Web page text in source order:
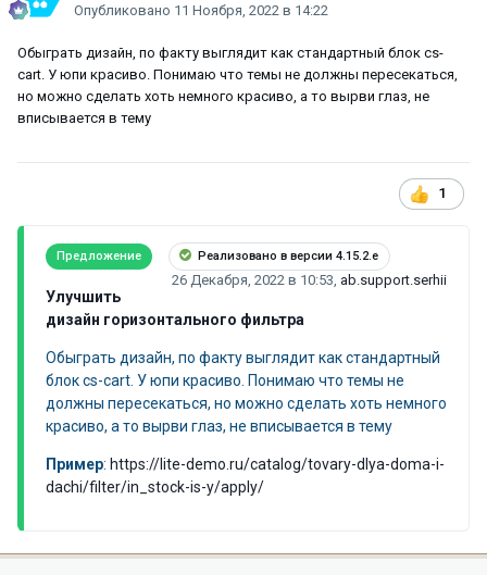
Опубликовано 11 Ноября, 2022 в 14:22
Обыграть дизайн, по факту выглядит как стандартный блок cs-
cart. У юпи красиво. Понимаю что темы не должны пересекаться,
но можно сделать хоть немного красиво, а то вырви глаз, не
вписывается в тему
1
Предложение Реализовано в версии 4.15.2.e
26 Декабря, 2022 в 10:53 ab.support.serhii
Улучшить
дизайн горизонтального фильтра
Обыграть дизайн, по факту выглядит как стандартный
блок cs-cart. У юпи красиво. Понимаю что темы не
должны пересекаться, но можно сделать хоть немного
красиво, а то вырви глаз, не вписывается в тему
Пример: https://lite-demo.ru/catalog/tovary-dlya-doma-i-
dachi/filter/in_stock-is-y/apply/